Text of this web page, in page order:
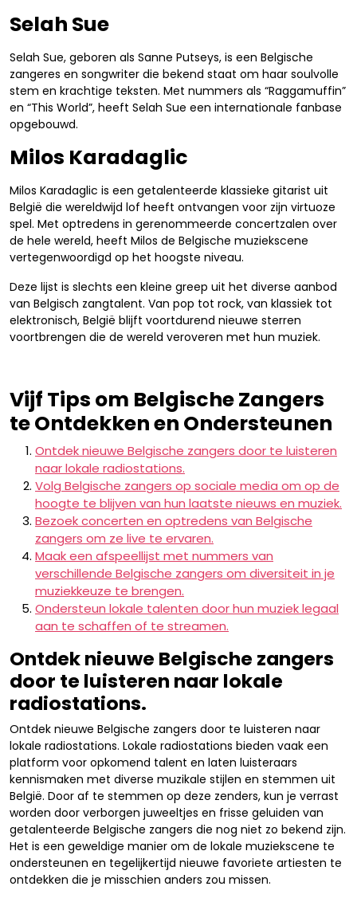
Selah Sue
Selah Sue, geboren als Sanne Putseys, is een Belgische
zangeres en songwriter die bekend staat om haar soulvolle
stem en krachtige teksten. Met nummers als “Raggamuffin”
en “This World”, heeft Selah Sue een internationale fanbase
opgebouwd.
Milos Karadaglic
Milos Karadaglic is een getalenteerde klassieke gitarist uit
België die wereldwijd lof heeft ontvangen voor zijn virtuoze
spel. Met optredens in gerenommeerde concertzalen over
de hele wereld, heeft Milos de Belgische muziekscene
vertegenwoordigd op het hoogste niveau.
Deze lijst is slechts een kleine greep uit het diverse aanbod
van Belgisch zangtalent. Van pop tot rock, van klassiek tot
elektronisch, België blijft voortdurend nieuwe sterren
voortbrengen die de wereld veroveren met hun muziek.
Vijf Tips om Belgische Zangers
te Ontdekken en Ondersteunen
Ontdek nieuwe Belgische zangers door te luisteren
naar lokale radiostations.
Volg Belgische zangers op sociale media om op de
hoogte te blijven van hun laatste nieuws en muziek.
Bezoek concerten en optredens van Belgische
zangers om ze live te ervaren.
Maak een afspeellijst met nummers van
verschillende Belgische zangers om diversiteit in je
muziekkeuze te brengen.
Ondersteun lokale talenten door hun muziek legaal
aan te schaffen of te streamen.
Ontdek nieuwe Belgische zangers
door te luisteren naar lokale
radiostations.
Ontdek nieuwe Belgische zangers door te luisteren naar
lokale radiostations. Lokale radiostations bieden vaak een
platform voor opkomend talent en laten luisteraars
kennismaken met diverse muzikale stijlen en stemmen uit
België. Door af te stemmen op deze zenders, kun je verrast
worden door verborgen juweeltjes en frisse geluiden van
getalenteerde Belgische zangers die nog niet zo bekend zijn.
Het is een geweldige manier om de lokale muziekscene te
ondersteunen en tegelijkertijd nieuwe favoriete artiesten te
ontdekken die je misschien anders zou missen.